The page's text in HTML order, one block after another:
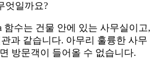
엇일까요?
함수는 건물 안에 있는 사무실이고,
과 같습니다. 아무리 훌륭한 사무
방문객이 들어올 수 없습니다.